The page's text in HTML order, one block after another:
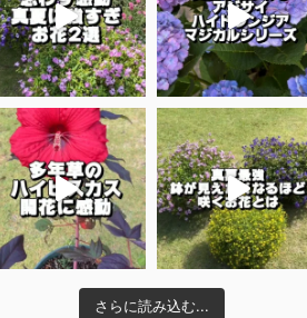
さらに読み込む...